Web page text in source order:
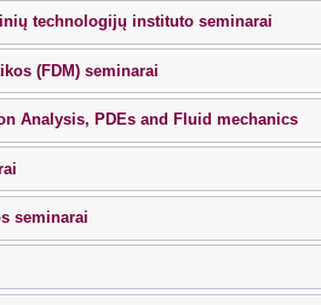
technologijų instituto seminarai
(FDM) seminarai
Analysis, PDEs and Fluid mechanics
seminarai